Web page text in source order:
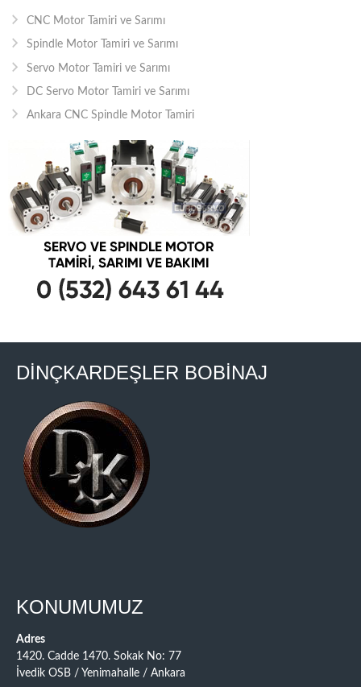
CNC Motor Tamiri ve Sarımı
Spindle Motor Tamiri ve Sarımı
Servo Motor Tamiri ve Sarımı
DC Servo Motor Tamiri ve Sarımı
Ankara CNC Spindle Motor Tamiri
DİNÇKARDEŞLER BOBİNAJ
KONUMUMUZ
Adres
1420. Cadde 1470. Sokak No: 77
İvedik OSB / Yenimahalle / Ankara